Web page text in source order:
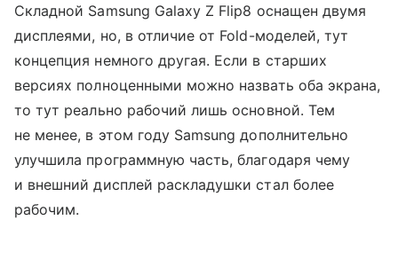
Складной Samsung Galaxy Z Flip8 оснащен двумя
дисплеями, но, в отличие от Fold-моделей, тут
концепция немного другая. Если в старших
версиях полноценными можно назвать оба экрана,
то тут реально рабочий лишь основной. Тем
не менее, в этом году Samsung дополнительно
улучшила программную часть, благодаря чему
и внешний дисплей раскладушки стал более
рабочим.